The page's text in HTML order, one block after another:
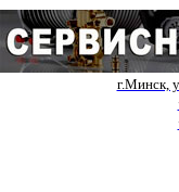
г.Минск,